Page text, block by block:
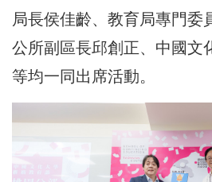
局長侯佳齡、教育局專門委
公所副區長邱創正、中國文
等均一同出席活動。